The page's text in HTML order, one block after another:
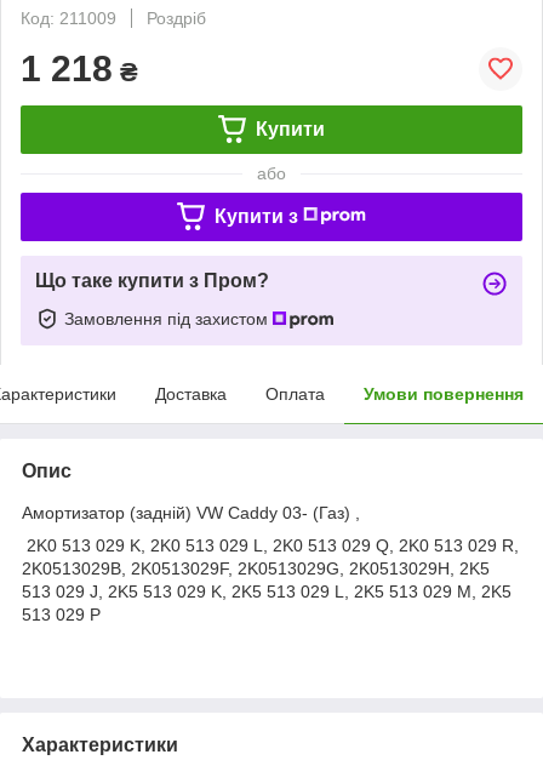
Код: 211009
Роздріб
1 218 ₴
Купити
або
Купити з
Що таке купити з Пром?
Замовлення під захистом
Доставка Оплата Умови повернення
Опис
Амортизатор (задній) VW Caddy 03- (Газ) ,
2K0 513 029 K, 2K0 513 029 L, 2K0 513 029 Q, 2K0 513 029 R,
2K0513029B, 2K0513029F, 2K0513029G, 2K0513029H, 2K5
513 029 J, 2K5 513 029 K, 2K5 513 029 L, 2K5 513 029 M, 2K5
513 029 P
Характеристики